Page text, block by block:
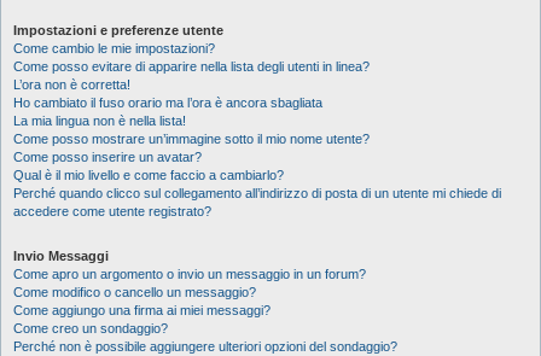
Impostazioni e preferenze utente
Come cambio le mie impostazioni?
Come posso evitare di apparire nella lista degli utenti in linea?
L’ora non è corretta!
Ho cambiato il fuso orario ma l’ora è ancora sbagliata
La mia lingua non è nella lista!
Come posso mostrare un’immagine sotto il mio nome utente?
Come posso inserire un avatar?
Qual è il mio livello e come faccio a cambiarlo?
Perché quando clicco sul collegamento all’indirizzo di posta di un utente mi chiede di
accedere come utente registrato?
Invio Messaggi
Come apro un argomento o invio un messaggio in un forum?
Come modifico o cancello un messaggio?
Come aggiungo una firma ai miei messaggi?
Come creo un sondaggio?
Perché non è possibile aggiungere ulteriori opzioni del sondaggio?